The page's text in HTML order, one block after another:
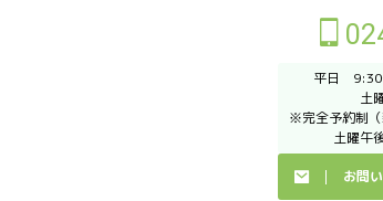
平日 9:30
土
※完全予約制（
土曜午
お問